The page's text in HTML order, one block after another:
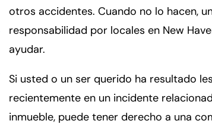
otros accidentes. Cuando no lo hacen,
responsabilidad por locales en New
ayudar.
Si usted o un ser querido ha resultado
recientemente en un incidente
inmueble, puede tener derecho a una